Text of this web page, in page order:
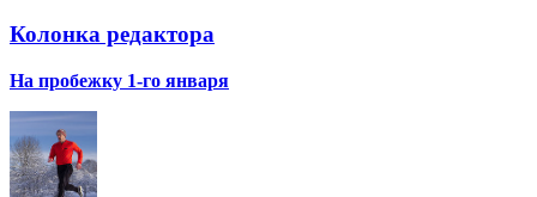
Колонка редактора
На пробежку 1-го января